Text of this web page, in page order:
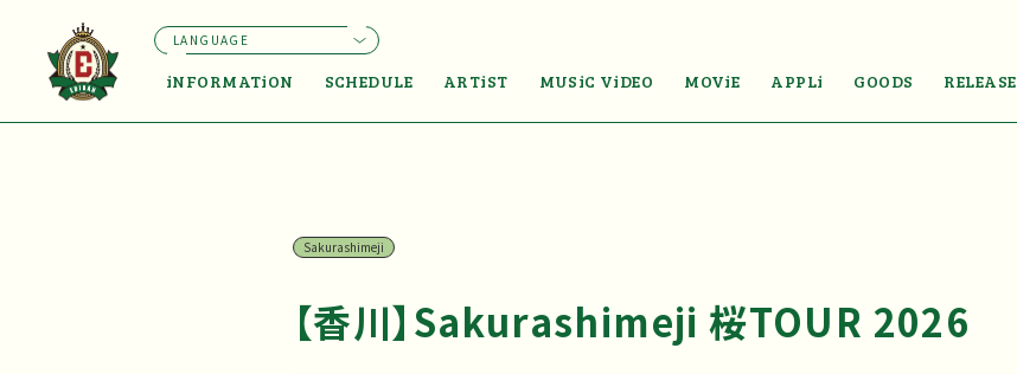
iNFORMATiON SCHEDULE ARTiST MUSiC ViDEO MOViE APPLi GOODS RELEASE
LANGUAGE
Sakurashimeji
【香川】Sakurashimeji 桜TOUR 2026